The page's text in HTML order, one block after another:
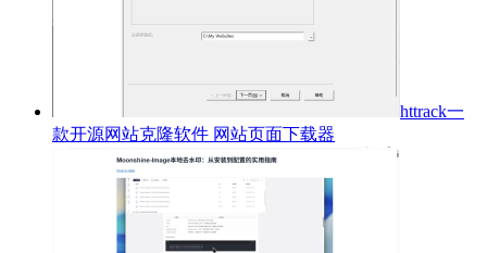
httrack一
款开源网站克隆软件 网站页面下载器